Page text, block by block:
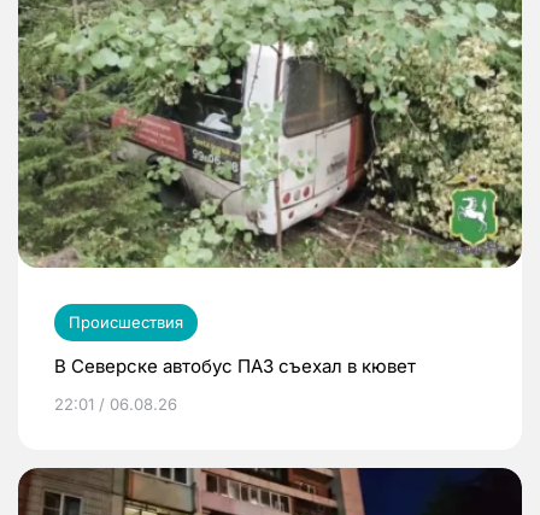
Происшествия
В Северске автобус ПАЗ съехал в кювет
22:01 / 06.08.26